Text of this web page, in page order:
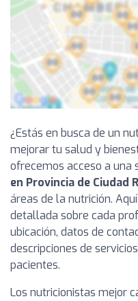
¿Estás en busca de un
mejorar tu salud y
ofrecemos acceso a una
en Provincia de Ciudad
áreas de la nutrición.
detallada sobre cada
ubicación, datos de
descripciones de
pacientes.
Los nutricionistas mejor